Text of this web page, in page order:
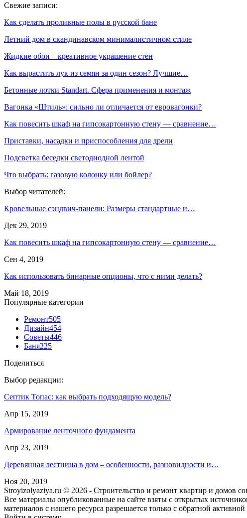
Свежие записи:
Как сделать проливные полы в русской бане
Летний дом в скандинавском минималистичном стиле
Жидкие обои – креативное украшение стен
Как вырастить лук из семян за один сезон? Лучшие…
Бетонные лотки Standart. Сфера применения и монтаж
Вагонка «Штиль»: сильно ли отличается от евровагонки?
Как повесить шкаф на гипсокартонную стену — сравнение…
Приставки, насадки и приспособления для дрели
Подсветка беседки светодиодной лентой
Что выбрать: газовую колонку или бойлер?
Выбор читателей:
Кровельные сэндвич-панели: Размеры стандартные и…
Дек 29, 2019
Как повесить шкаф на гипсокартонную стену — сравнение…
Сен 4, 2019
Как использовать бинарные опционы, что с ними делать?
Май 18, 2019
Популярные категории
Ремонт505
Дизайн454
Советы446
Баня225
Поделиться
Выбор редакции:
Септик Топас: как выбрать подходящую модель?
Апр 15, 2019
Армирование ленточного фундамента
Апр 23, 2019
Деревянная лестница в дом – особенности, разновидности и…
Ноя 20, 2019
Stroyizolyaziya.ru © 2026 - Строительство и ремонт квартир и домов
Все материалы опубликованные на сайте взяты с открытых
материалов с нашего ресурса разрешается только с обратной